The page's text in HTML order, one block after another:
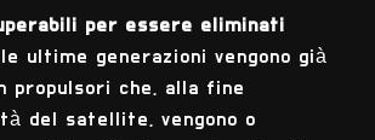
per essere eliminati
ultime generazioni vengono già
propulsori che, alla fine
del satellite, vengono o